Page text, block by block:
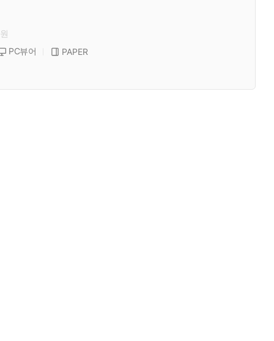
PC뷰어 PAPER